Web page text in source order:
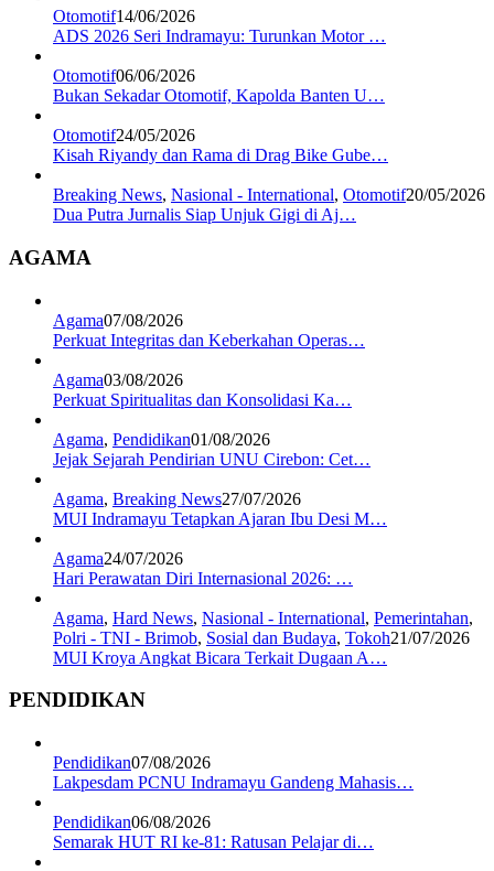
Otomotif14/06/2026
ADS 2026 Seri Indramayu: Turunkan Motor …
Otomotif06/06/2026
Bukan Sekadar Otomotif, Kapolda Banten U…
Otomotif24/05/2026
Kisah Riyandy dan Rama di Drag Bike Gube…
Breaking News, Nasional - International, Otomotif20/05/2026
Dua Putra Jurnalis Siap Unjuk Gigi di Aj…
AGAMA
Agama07/08/2026
Perkuat Integritas dan Keberkahan Operas…
Agama03/08/2026
Perkuat Spiritualitas dan Konsolidasi Ka…
Agama, Pendidikan01/08/2026
Jejak Sejarah Pendirian UNU Cirebon: Cet…
Agama, Breaking News27/07/2026
MUI Indramayu Tetapkan Ajaran Ibu Desi M…
Agama24/07/2026
Hari Perawatan Diri Internasional 2026: …
Agama, Hard News, Nasional - International, Pemerintahan,
Polri - TNI - Brimob, Sosial dan Budaya, Tokoh21/07/2026
MUI Kroya Angkat Bicara Terkait Dugaan A…
PENDIDIKAN
Pendidikan07/08/2026
Lakpesdam PCNU Indramayu Gandeng Mahasis…
Pendidikan06/08/2026
Semarak HUT RI ke-81: Ratusan Pelajar di…